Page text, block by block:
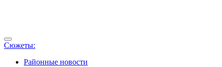
Сюжеты:
Районные новости